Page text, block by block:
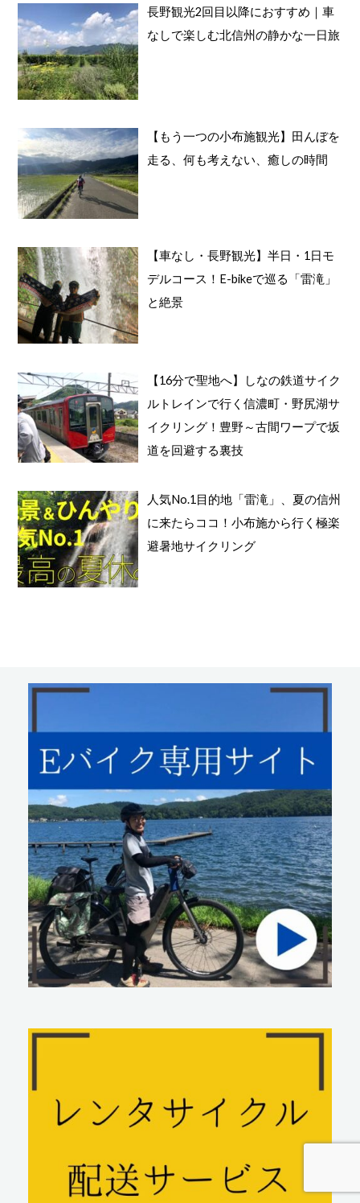
長野観光2回目以降におすすめ｜車
なしで楽しむ北信州の静かな一日旅
【もう一つの小布施観光】田んぼを
走る、何も考えない、癒しの時間
【車なし・長野観光】半日・1日モ
デルコース！E-bikeで巡る「雷滝」
と絶景
【16分で聖地へ】しなの鉄道サイク
ルトレインで行く信濃町・野尻湖サ
イクリング！豊野～古間ワープで坂
道を回避する裏技
人気No.1目的地「雷滝」、夏の信州
に来たらココ！小布施から行く極楽
避暑地サイクリング